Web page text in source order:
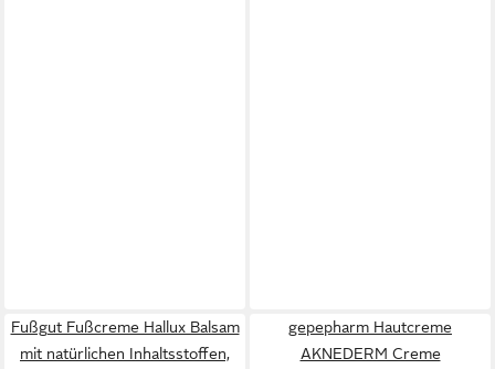
Fußgut Fußcreme Hallux Balsam
mit natürlichen Inhaltsstoffen,
gepepharm Hautcreme
AKNEDERM Creme